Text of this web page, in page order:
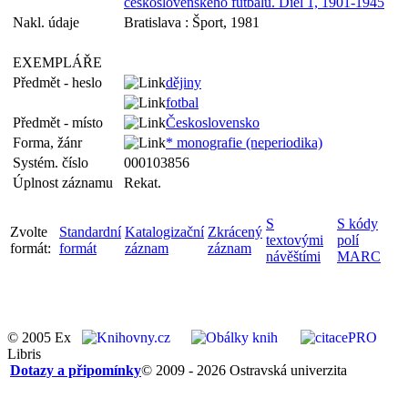
Nakl. údaje
Bratislava : Šport, 1981
EXEMPLÁŘE
Předmět - heslo
dějiny
fotbal
Předmět - místo
Československo
Forma, žánr
* monografie (neperiodika)
Systém. číslo
000103856
Úplnost záznamu
Rekat.
Zvolte
formát:
Standardní
formát
Katalogizační
záznam
Zkrácený
záznam
S
textovými
návěštími
S kódy
polí
MARC
© 2005 Ex
Libris
© 2009 - 2026 Ostravská univerzita
Dotazy a připomínky